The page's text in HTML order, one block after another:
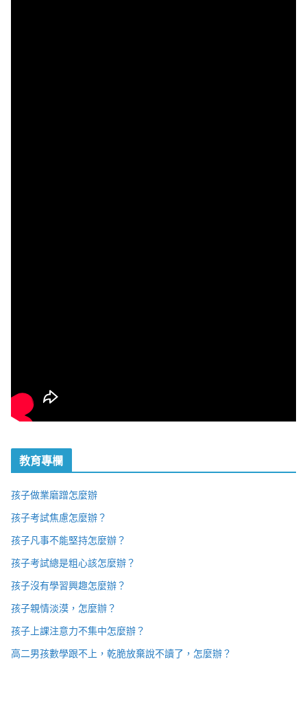
教育專欄
孩子做業磨蹭怎麼辦
孩子考試焦慮怎麼辦？
孩子凡事不能堅持怎麼辦？
孩子考試總是粗心該怎麼辦？
孩子沒有學習興趣怎麼辦？
孩子親情淡漠，怎麼辦？
孩子上課注意力不集中怎麼辦？
高二男孩數學跟不上，乾脆放棄說不讀了，怎麼辦？